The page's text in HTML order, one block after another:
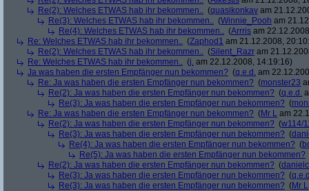
Re(2): Welches ETWAS hab ihr bekommen.. (quasikonkav am
Re(3): Welches ETWAS hab ihr bekommen.. (Winnie_Pooh am
Re(4): Welches ETWAS hab ihr bekommen.. (Arrris am
Re: Welches ETWAS hab ihr bekommen.. (Zaphod1 am 21.12.2008,
Re(2): Welches ETWAS hab ihr bekommen.. (Silent_Razr am
Re: Welches ETWAS hab ihr bekommen.. (j. am 22.12.2008, 14:19:16)
Ja was haben die ersten Empfänger nun bekommen? (q.e.d. am
Re: Ja was haben die ersten Empfänger nun bekommen? (monster23
Re(2): Ja was haben die ersten Empfänger nun bekommen? (q.e.d.
Re(3): Ja was haben die ersten Empfänger nun bekommen? (
Re: Ja was haben die ersten Empfänger nun bekommen? (Mr L am
Re(2): Ja was haben die ersten Empfänger nun bekommen? (w114/
Re(3): Ja was haben die ersten Empfänger nun bekommen? (
Re(4): Ja was haben die ersten Empfänger nun bekommen? (
Re(5): Ja was haben die ersten Empfänger nun bekommen?
Re(2): Ja was haben die ersten Empfänger nun bekommen? (
Re(3): Ja was haben die ersten Empfänger nun bekommen? (
Re(3): Ja was haben die ersten Empfänger nun bekommen? (Mr L